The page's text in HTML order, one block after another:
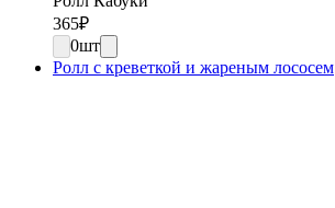
365₽
0шт
Ролл с креветкой и жареным лососем